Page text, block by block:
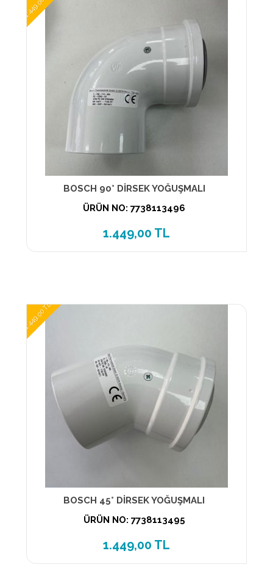
BOSCH 90° DİRSEK YOĞUŞMALI
ÜRÜN NO: 7738113496
1.449,00 TL
1.449,00 TL
BOSCH 45° DİRSEK YOĞUŞMALI
ÜRÜN NO: 7738113495
1.449,00 TL